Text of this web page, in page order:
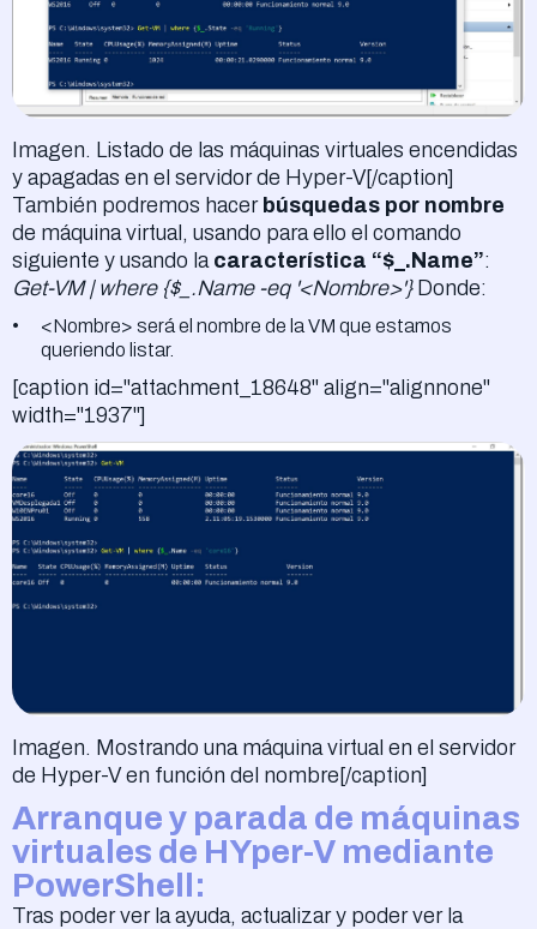
Imagen. Listado de las máquinas virtuales encendidas
y apagadas en el servidor de Hyper-V[/caption]
También podremos hacer búsquedas por nombre
de máquina virtual, usando para ello el comando
siguiente y usando la característica “$_.Name”:
Get-VM | where {$_.Name -eq '<Nombre>'}Donde:
<Nombre> será el nombre de la VM que estamos
queriendo listar.
[caption id="attachment_18648" align="alignnone"
width="1937"]
Imagen. Mostrando una máquina virtual en el servidor
de Hyper-V en función del nombre[/caption]
Arranque y parada de máquinas
virtuales de HYper-V mediante
PowerShell:
Tras poder ver la ayuda, actualizar y poder ver la